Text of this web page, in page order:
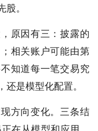
。
原因有三：披露的
相关账户可能由第
知道每一笔交易究
是模型化配置。
方向变化。三条结